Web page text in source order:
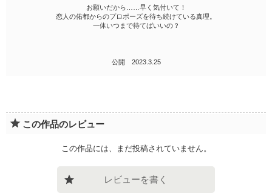
お願いだから……早く気付いて！
恋人の佑都からのプロポーズを待ち続けている真理。
一体いつまで待てばいいの？
公開 2023.3.25
この作品のレビュー
この作品には、まだ投稿されていません。
レビューを書く